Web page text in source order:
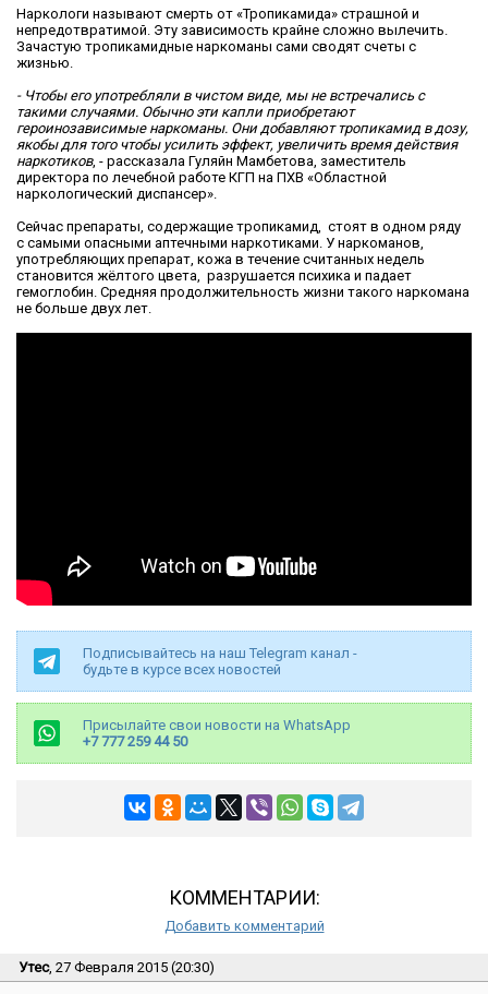
Наркологи называют смерть от «Тропикамида» страшной и
непредотвратимой. Эту зависимость крайне сложно вылечить.
Зачастую тропикамидные наркоманы сами сводят счеты с
жизнью.
- Чтобы его употребляли в чистом виде, мы не встречались с
такими случаями. Обычно эти капли приобретают
героинозависимые наркоманы. Они добавляют тропикамид в дозу,
якобы для того чтобы усилить эффект, увеличить время действия
наркотиков, - рассказала Гуляйн Мамбетова, заместитель
директора по лечебной работе КГП на ПХВ «Областной
наркологический диспансер».
Сейчас препараты, содержащие тропикамид, стоят в одном ряду
с самыми опасными аптечными наркотиками. У наркоманов,
употребляющих препарат, кожа в течение считанных недель
становится жёлтого цвета, разрушается психика и падает
гемоглобин. Средняя продолжительность жизни такого наркомана
не больше двух лет.
Подписывайтесь на наш Telegram канал -
будьте в курсе всех новостей
Присылайте свои новости на WhatsApp
+7 777 259 44 50
КОММЕНТАРИИ:
Добавить комментарий
Утес, 27 Февраля 2015 (20:30)